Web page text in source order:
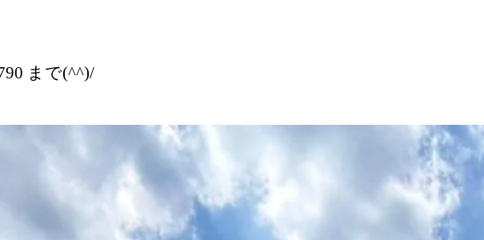
まで(^^)/